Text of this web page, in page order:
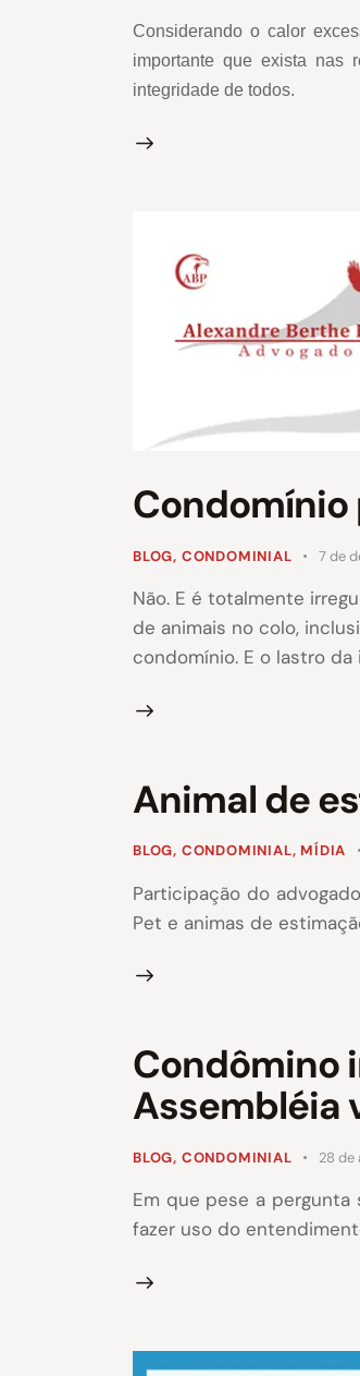
Considerando o calor
importante que exista nas
integridade de todos.
BLOG, CONDOMINIAL 7 de
Não. E é totalmente
de animais no colo,
condomínio. E o lastro
Animal de
BLOG, CONDOMINIAL, MÍDIA
Participação do
Pet e animas de
Condômino
Assembléia
BLOG, CONDOMINIAL 28 de
Em que pese a
fazer uso do